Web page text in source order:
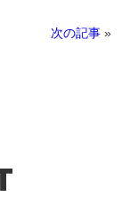
次の記事 »